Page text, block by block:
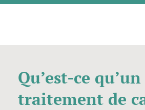
Qu’est-ce qu’un
traitement de